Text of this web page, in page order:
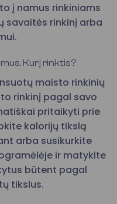
į namus rinkiniams
savaitės rinkinį arba
Kurį rinktis?
maisto rinkinių
rinkinį pagal savo
pritaikyti prie
kalorijų tikslą
arba susikurkite
ir matykite
būtent pagal
tikslus.